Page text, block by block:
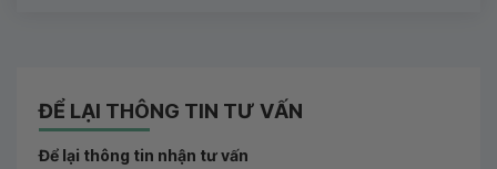
ĐỂ LẠI THÔNG TIN TƯ VẤN
Để lại thông tin nhận tư vấn